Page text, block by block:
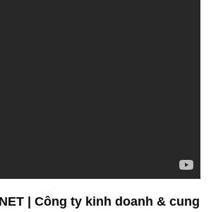
dầu khí có vai trò quan trọng
hiệu suất và an toàn trong quá
sản xuất dầu khí. Chúng ta gọi